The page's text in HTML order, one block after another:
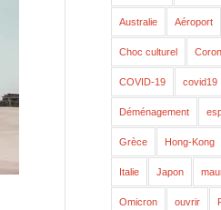
Australie Aéroport
Choc culturel
COVID-19 covid19
Déménagement
Grèce Hong-Kong
Italie Japon
Omicron ouvrir